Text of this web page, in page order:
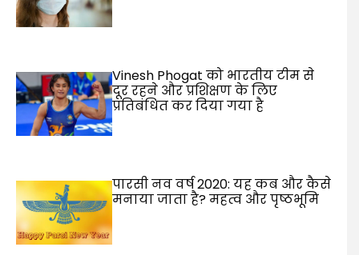
Vinesh Phogat को भारतीय टीम से
दूर रहने और प्रशिक्षण के लिए
प्रतिबंधित कर दिया गया है
पारसी नव वर्ष 2020: यह कब और कैसे
मनाया जाता है? महत्व और पृष्ठभूमि